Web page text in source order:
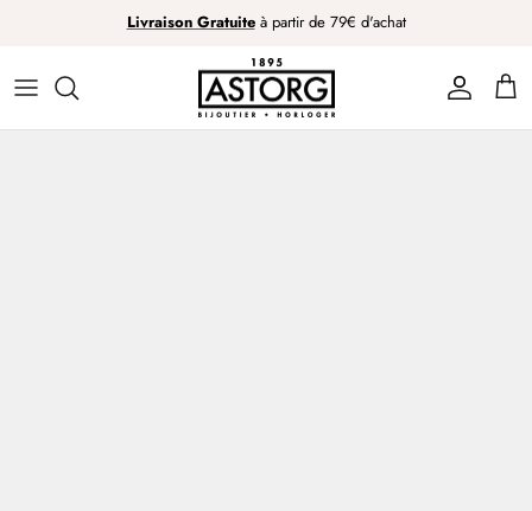
Livraison Gratuiteà partir de 79€ d'achat